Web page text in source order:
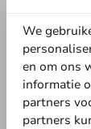
We
en om ons
informatie
partners
partners